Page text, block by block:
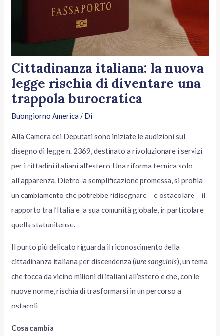
Cittadinanza italiana: la nuova
legge rischia di diventare una
trappola burocratica
Buongiorno America / Di
Alla Camera dei Deputati sono iniziate le audizioni sul
disegno di legge n. 2369, destinato a rivoluzionare i servizi
per i cittadini italiani all’estero. Una riforma tecnica solo
all’apparenza. Dietro la semplificazione promessa, si profila
un cambiamento che potrebbe ridisegnare – e ostacolare – il
rapporto tra l’Italia e la sua comunità globale, in particolare
quella statunitense.
Il punto più delicato riguarda il riconoscimento della
cittadinanza italiana per discendenza (iure sanguinis), un tema
che tocca da vicino milioni di italiani all’estero e che, con le
nuove norme, rischia di trasformarsi in un percorso a
ostacoli.
Cosa cambia